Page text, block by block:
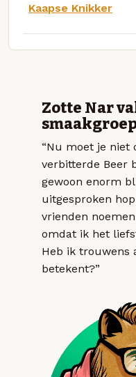
Kaapse Knikker
Zotte Nar
“Nu moet je niet
verbitterde Beer
gewoon enorm
uitgesproken
vrienden
omdat ik het
Heb ik trouwens
betekent?”